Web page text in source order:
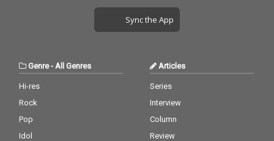
いう事象が現代では多
いのではないかと考え
ています。 自分もその
す。 そんな自分だから
とへの敷居が低くなっ
たことで、身分不相応
いう事象が現代では多
いのではないかと考え
ています。 自分もその
す。 そんな自分だから
こそ、資格がないの
に、何者かになろうし
Sync the App
Genre- All Genres
Hi-res
Rock
Pop
Idol
Articles
Series
Interview
Column
Review